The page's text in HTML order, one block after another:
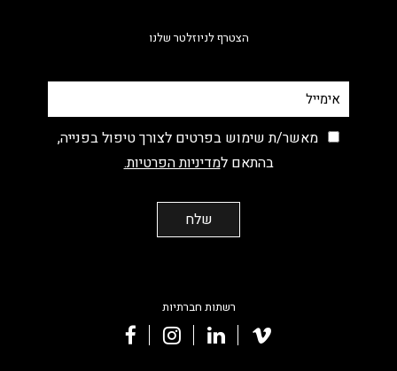
הצטרף לניוזלטר שלנו
מאשר/ת שימוש בפרטים לצורך טיפול בפנייה,
בהתאם למדיניות הפרטיות.
רשתות חברתיות
facebookinstagramlinkedin